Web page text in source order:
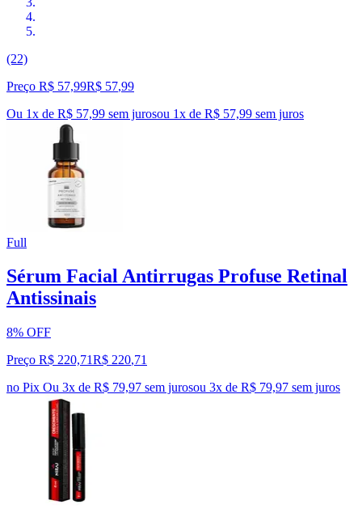
(22)
Preço R$ 57,99R$ 57,99
Ou 1x de R$ 57,99 sem jurosou 1x de R$ 57,99 sem juros
Full
Sérum Facial Antirrugas Profuse Retinal
Antissinais
8% OFF
Preço R$ 220,71R$ 220,71
no Pix Ou 3x de R$ 79,97 sem jurosou 3x de R$ 79,97 sem juros